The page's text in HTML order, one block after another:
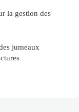
la gestion des
jumeaux